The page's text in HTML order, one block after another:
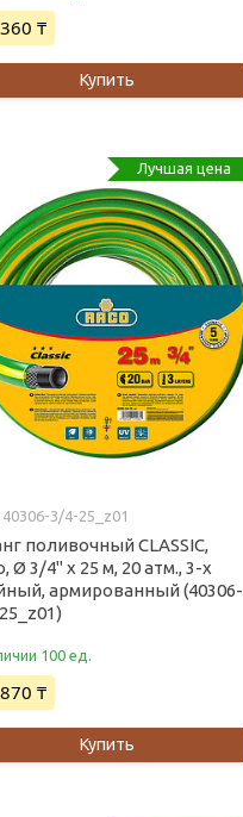
₸
Купить
Лучшая цена
40306-3/4-25_z01
поливочный CLASSIC,
Ø 3/4" x 25 м, 20 атм., 3-x
армированный (40306-
100 ед.
₸
Купить